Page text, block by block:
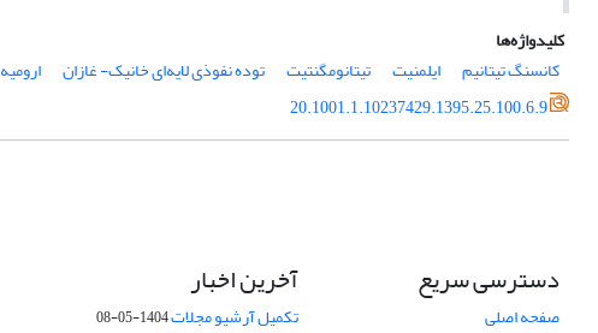
کلیدواژه‌ها
کانسنگ تیتانیم
ایلمنیت تیتانومگنتیت توده نفوذی لایه‌ای خانیک- غازان
ارومیه
20.1001.1.10237429.1395.25.100.6.9
دسترسی سریع
صفحه اصلی
آخرین اخبار
تکمیل آرشیو مجلات1404-05-08